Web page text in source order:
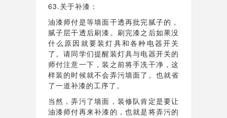
63.关于补漆：
油漆师付是等墙面干透再批完腻子的，
腻子层干透后刷漆。刷完漆之后如果没
什么原因就要装灯具和各种电器开关
了。请同学们提醒装灯具与电器开关的
师付注意一下，装之前将手冼干净，这
样装的时候就不会弄污墙面了。 也就省
了一道补漆的工序了。
当然，弄污了墙面，装修队肯定是要让
油漆师付再来补漆的，也就是将弄污的